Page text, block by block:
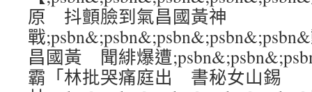
原 抖顫臉到氣昌國黃神
戰
昌國黃 聞緋爆遭
霸「林批哭痛庭出 書秘女山錫